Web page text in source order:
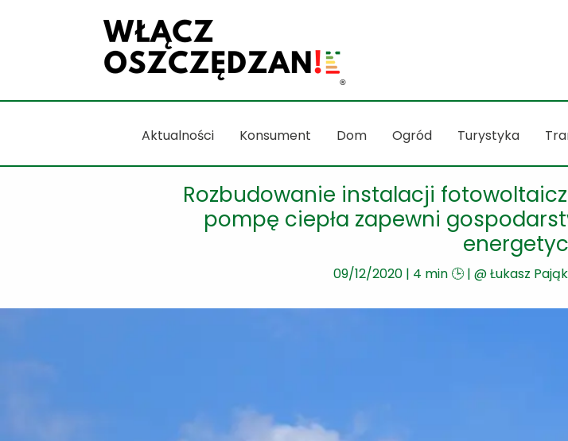
Aktualności Konsument Dom Ogród Turystyka
Rozbudowanie instalacji
pompę ciepła zapewni
09/12/2020 | 4 min 🕒| @Łukasz Pająk